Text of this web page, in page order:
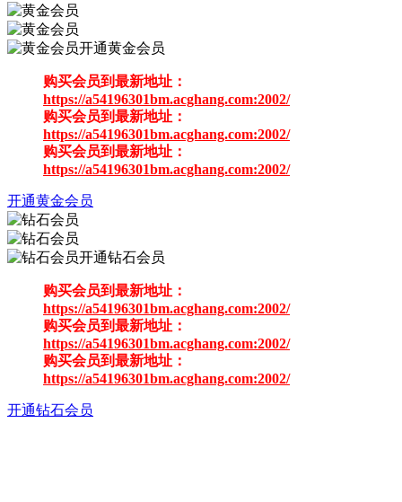
开通黄金会员
购买会员到最新地址：
https://a54196301bm.acghang.com:2002/
购买会员到最新地址：
https://a54196301bm.acghang.com:2002/
购买会员到最新地址：
https://a54196301bm.acghang.com:2002/
开通黄金会员
开通钻石会员
购买会员到最新地址：
https://a54196301bm.acghang.com:2002/
购买会员到最新地址：
https://a54196301bm.acghang.com:2002/
购买会员到最新地址：
https://a54196301bm.acghang.com:2002/
开通钻石会员